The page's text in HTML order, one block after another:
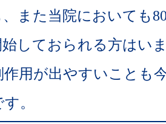
また当院においても
しておられる方はい
作用が出やすいことも
。